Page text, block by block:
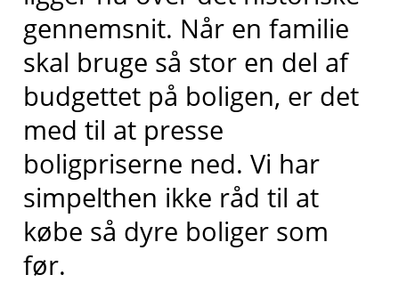
gennemsnit. Når en familie
skal bruge så stor en del af
budgettet på boligen, er det
med til at presse
boligpriserne ned. Vi har
simpelthen ikke råd til at
købe så dyre boliger som
før.